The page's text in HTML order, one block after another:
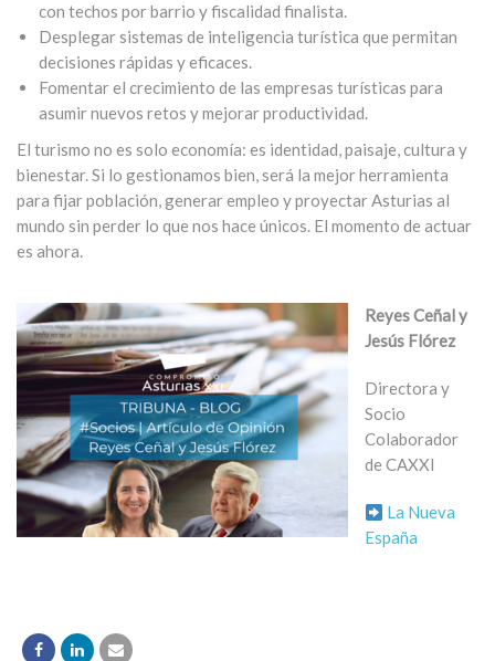
con techos por barrio y fiscalidad finalista.
Desplegar sistemas de inteligencia turística que permitan
decisiones rápidas y eficaces.
Fomentar el crecimiento de las empresas turísticas para
asumir nuevos retos y mejorar productividad.
El turismo no es solo economía: es identidad, paisaje, cultura y
bienestar. Si lo gestionamos bien, será la mejor herramienta
para fijar población, generar empleo y proyectar Asturias al
mundo sin perder lo que nos hace únicos. El momento de actuar
es ahora.
Reyes Ceñal y
Jesús Flórez
Directora y
Socio
Colaborador
de CAXXI
La Nueva
España